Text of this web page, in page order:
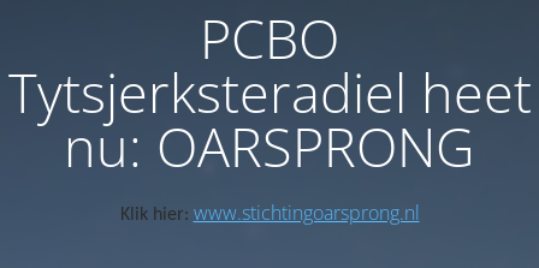
PCBO
Tytsjerksteradiel heet
nu: OARSPRONG
Klik hier: www.stichtingoarsprong.nl